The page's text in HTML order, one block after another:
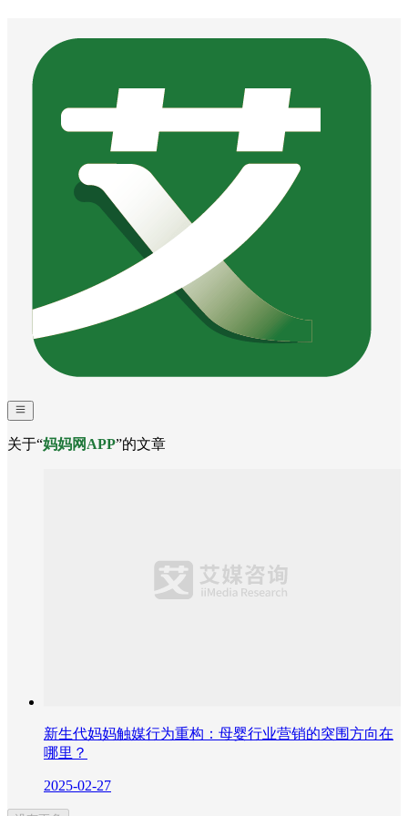
关于“妈妈网APP”的文章
新生代妈妈触媒行为重构：母婴行业营销的突围方向在
哪里？
2025-02-27